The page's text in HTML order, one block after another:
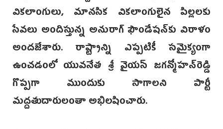
వికలాంగులు, మానసిక వికలాంగులైన పిల్లలకు
సేవలు అందిస్తున్న అనురాగ్‌ ఫౌండేషన్‌కు విరాళం
అందజేశారు. రాష్ట్రాన్ని ఎప్పటికీ సమైక్యంగా
ఉంచడంలో యువనేత శ్రీ వైయస్‌ జగన్మోహన్‌రెడ్డి
గొప్పగా ముందుకు సాగాలని పార్టీ
మద్దతుదారులంతా అభిలషించారు.